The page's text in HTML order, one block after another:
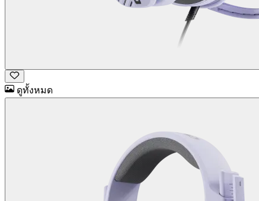
ดูทั้งหมด